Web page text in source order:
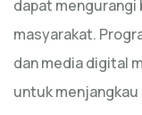
dapat mengurangi
masyarakat.
dan media digital
untuk menjangkau